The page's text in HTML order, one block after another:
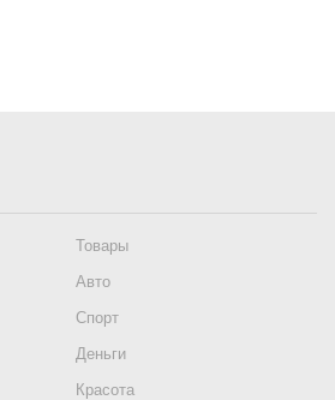
Товары
Авто
Спорт
Деньги
Красота